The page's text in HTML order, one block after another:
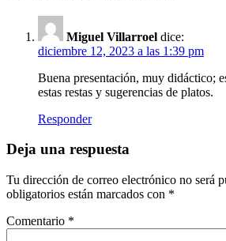
Miguel Villarroel dice:
diciembre 12, 2023 a las 1:39 pm
Buena presentación, muy didáctico;
estas restas y sugerencias de platos.
Responder
Deja una respuesta
Tu dirección de correo electrónico no será
obligatorios están marcados con *
Comentario *